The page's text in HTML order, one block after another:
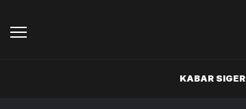
KABAR SIGER